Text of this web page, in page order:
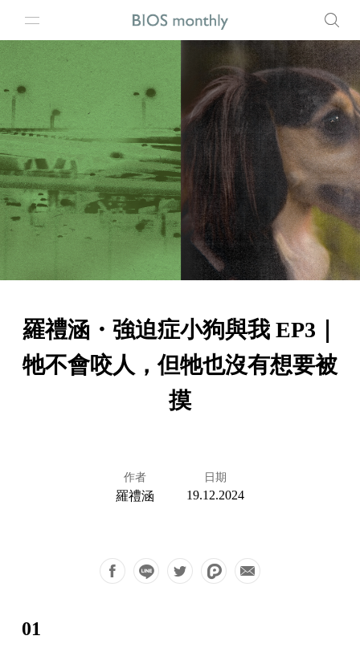
羅禮涵・強迫症小狗與我 EP3｜
牠不會咬人，但牠也沒有想要被
摸
作者
羅禮涵
日期
19.12.2024
01